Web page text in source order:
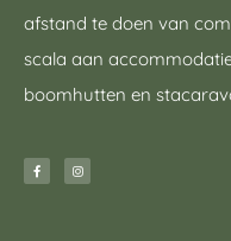
afstand te doen van
scala aan
boomhutten en